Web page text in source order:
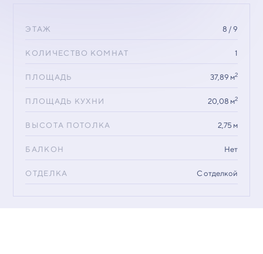
ЭТАЖ 8 / 9
КОЛИЧЕСТВО КОМНАТ 1
ПЛОЩАДЬ 37,89 м2
ПЛОЩАДЬ КУХНИ 20,08 м2
ВЫСОТА ПОТОЛКА 2,75 м
БАЛКОН Нет
ОТДЕЛКА С отделкой